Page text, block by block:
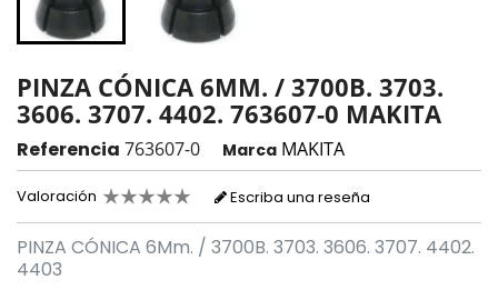
PINZA CÓNICA 6MM. / 3700B. 3703.
3606. 3707. 4402. 763607-0 MAKITA
Referencia 763607-0 Marca MAKITA
Valoración Escriba una reseña
PINZA CÓNICA 6Mm. / 3700B. 3703. 3606. 3707. 4402.
4403